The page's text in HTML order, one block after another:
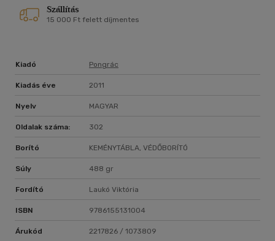
Szállítás
15 000 Ft felett díjmentes
Kiadó Pongrác
Kiadás éve 2011
Nyelv MAGYAR
Oldalak száma: 302
Borító KEMÉNYTÁBLA, VÉDŐBORÍTÓ
Súly 488 gr
Fordító Laukó Viktória
ISBN 9786155131004
Árukód 2217826 / 1073809